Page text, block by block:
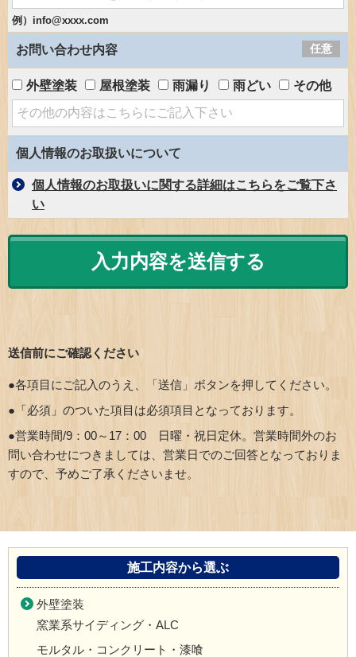
例）info@xxxx.com
お問い合わせ内容 任意
外壁塗装 屋根塗装 雨漏り 雨どい その他
個人情報のお取扱いについて
個人情報のお取扱いに関する詳細はこちらをご覧下さ
い
送信前にご確認ください
●各項目にご記入のうえ、「送信」ボタンを押してください。
●「必須」のついた項目は必須項目となっております。
●営業時間/9：00～17：00 日曜・祝日定休。営業時間外のお
問い合わせにつきましては、営業日でのご回答となっておりま
すので、予めご了承くださいませ。
施工内容から選ぶ
外壁塗装
窯業系サイディング・ALC
モルタル・コンクリート・漆喰